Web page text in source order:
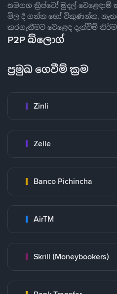
සමගග ක්‍රිප්ටෝ මුදල්
මිල දී ගන්න හෝ විකුණන්න,
කරගැනීමට වෙළෙඳ දැන්වීම්
P2P බ්ලොග්
ප්‍රමුඛ ගෙවීම් ක්‍රම
Zinli
Zelle
Banco Pichincha
AirTM
Skrill (Moneybookers)